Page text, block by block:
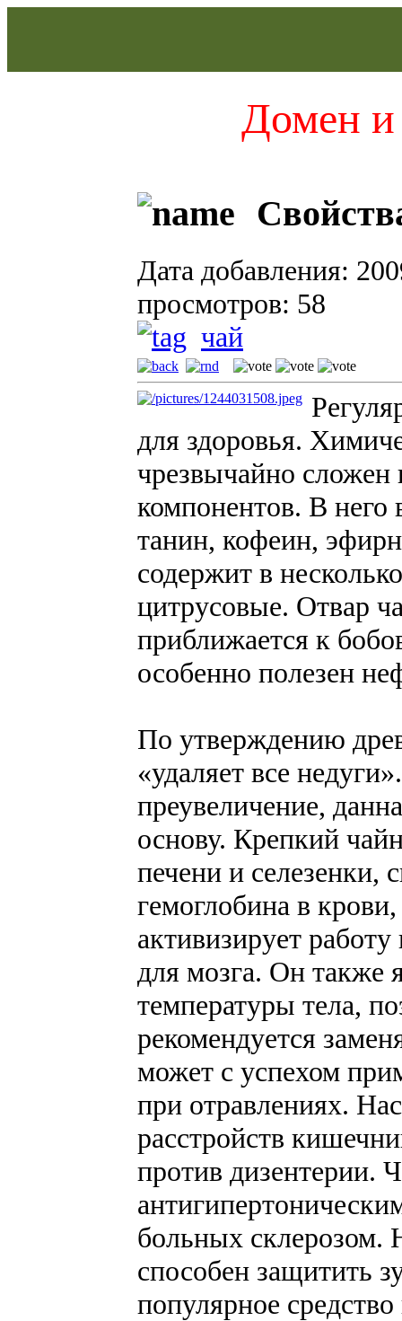
Домен и
Дата добавления:
просмотров: 58
чай
для здоровья.
чрезвычайно сложен
компонентов. В него
танин, кофеин,
содержит в
цитрусовые. Отвар
приближается к
особенно полезен
По утверждению
«удаляет все
преувеличение,
основу. Крепкий
печени и селезенки,
гемоглобина в
активизирует
для мозга. Он также
температуры тела,
рекомендуется
может с успехом
при отравлениях.
расстройств
против дизентерии.
больных склерозом.
способен защитить
популярное